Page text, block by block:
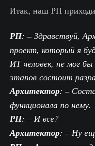
Итак, наш РП
РП: – Здравствуй,
проект, который я
ИТ человек, не мог
этапов состоит
Архитектор: –
функционала по нему.
РП: – И все?
Архитектор: – Ну